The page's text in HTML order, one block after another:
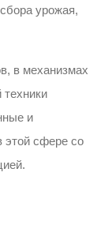
урожая,
в механизмах
техники
и
этой сфере со